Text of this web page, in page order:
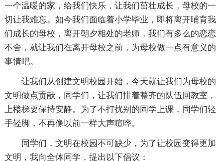
一个温暖的家，给我们快乐，让我们茁壮成长，母校的一
切让我难忘。如今我们面临着小学毕业，即将离开哺育我
们成长的母校，离开朝夕相处的老师，我们有多么的恋恋
不舍，就让我们在离开母校之前，为母校做一点有意义的
事情吧。
让我们从创建文明校园开始，今天就让我们为母校的
文明做点贡献，同学们，让我们排着整齐的队伍回教室，
上楼梯要保持安静。为了不打扰别的同学上课，同学们轻
手轻脚，不再像以前一样大声喧哗。
同学们，文明在校园不可缺少，为了让校园变得更加
文明，我向全体同学，提出以下倡议：